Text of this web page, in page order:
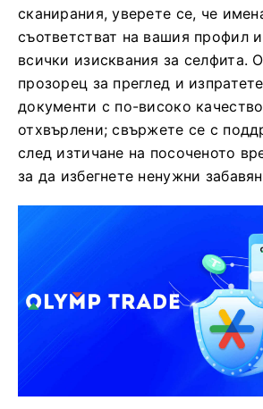
сканирания, уверете се, че
съответстват на вашия профил
всички изисквания за селфита.
прозорец за преглед и
документи с по-високо
отхвърлени; свържете се с
след изтичане на посоченото
за да избегнете ненужни